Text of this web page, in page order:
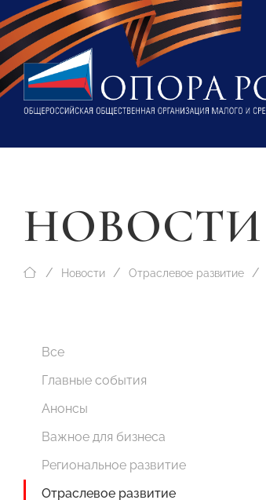
НОВОСТИ
Новости Отраслевое развитие
Все
Главные события
Анонсы
Важное для бизнеса
Региональное развитие
Отраслевое развитие